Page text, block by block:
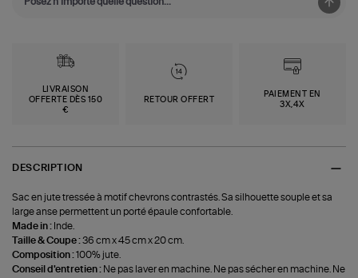
LIVRAISON
OFFERTE DÈS 150
€
RETOUR OFFERT
PAIEMENT EN
3X,4X
DESCRIPTION
Sac en jute tressée à motif chevrons contrastés. Sa silhouette souple et sa
large anse permettent un porté épaule confortable.
Made in : Inde.
Taille & Coupe :36 cm x 45 cm x 20 cm.
Composition :100% jute.
Conseil d'entretien : Ne pas laver en machine. Ne pas sécher en machine. Ne